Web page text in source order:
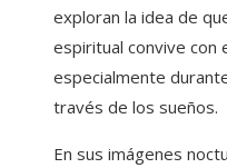
exploran la idea de
espiritual convive con
especialmente
través de los sueños.
En sus imágenes